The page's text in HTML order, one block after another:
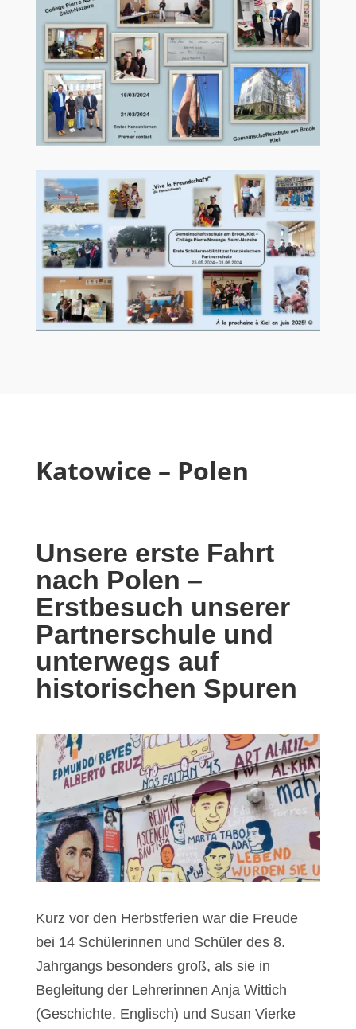
Katowice – Polen
Unsere erste Fahrt
nach Polen –
Erstbesuch unserer
Partnerschule und
unterwegs auf
historischen Spuren
Kurz vor den Herbstferien war die Freude
bei 14 Schülerinnen und Schüler des 8.
Jahrgangs besonders groß, als sie in
Begleitung der Lehrerinnen Anja Wittich
(Geschichte, Englisch) und Susan Vierke